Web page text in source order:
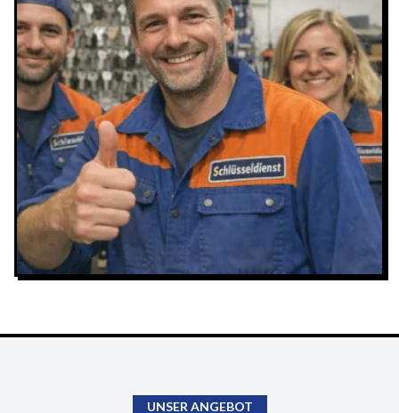
UNSER ANGEBOT